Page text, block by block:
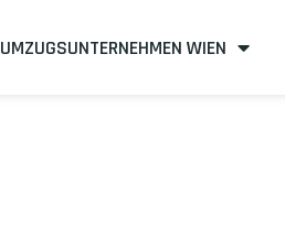
UMZUGSUNTERNEHMEN WIEN